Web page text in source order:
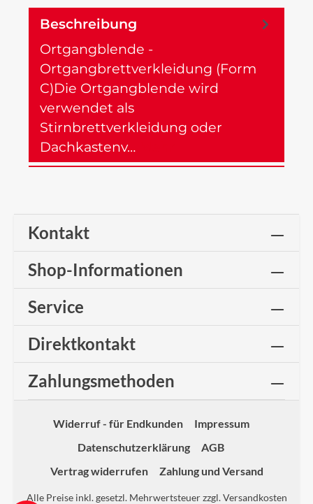
Beschreibung
Ortgangblende -
Ortgangbrettverkleidung (Form
C)Die Ortgangblende wird
verwendet als
Stirnbrettverkleidung oder
Dachkastenv…
Kontakt
Shop-Informationen
Service
Direktkontakt
Zahlungsmethoden
Widerruf - für Endkunden
Impressum
Datenschutzerklärung
AGB
Vertrag widerrufen
Zahlung und Versand
Alle Preise inkl. gesetzl. Mehrwertsteuer zzgl.Versandkosten